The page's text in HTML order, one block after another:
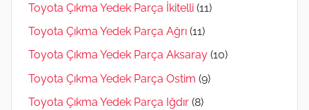
Toyota Çıkma Yedek Parça İkitelli (11)
Toyota Çıkma Yedek Parça Ağrı (11)
Toyota Çıkma Yedek Parça Aksaray (10)
Toyota Çıkma Yedek Parça Ostim (9)
Toyota Çıkma Yedek Parça Iğdır (8)